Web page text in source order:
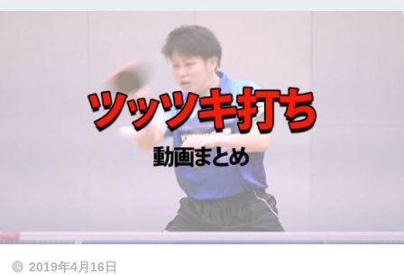
2019年4月16日